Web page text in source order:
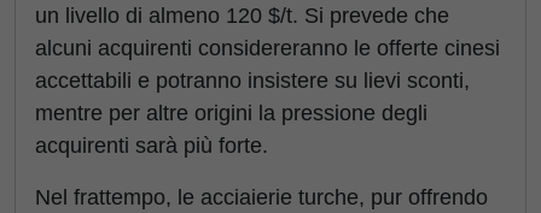
un livello di almeno 120 $/t. Si prevede che
alcuni acquirenti considereranno le offerte cinesi
accettabili e potranno insistere su lievi sconti,
mentre per altre origini la pressione degli
acquirenti sarà più forte.
Nel frattempo, le acciaierie turche, pur offrendo